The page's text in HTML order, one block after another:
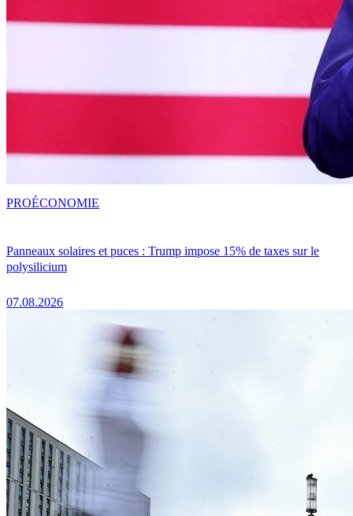
Panneaux solaires et puces : Trump impose 15% de taxes sur le
polysilicium
07.08.2026
PROÉCONOMIE